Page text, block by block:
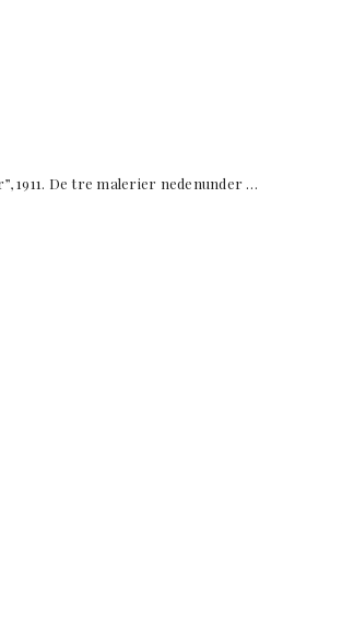
De tre malerier nedenunder …